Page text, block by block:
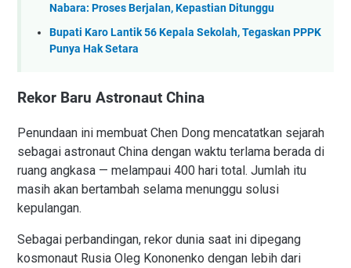
Nabara: Proses Berjalan, Kepastian Ditunggu
Bupati Karo Lantik 56 Kepala Sekolah, Tegaskan PPPK
Punya Hak Setara
Rekor Baru Astronaut China
Penundaan ini membuat Chen Dong mencatatkan sejarah
sebagai astronaut China dengan waktu terlama berada di
ruang angkasa — melampaui 400 hari total. Jumlah itu
masih akan bertambah selama menunggu solusi
kepulangan.
Sebagai perbandingan, rekor dunia saat ini dipegang
kosmonaut Rusia Oleg Kononenko dengan lebih dari